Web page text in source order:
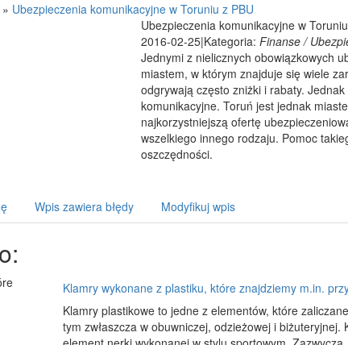
» Ubezpieczenia komunikacyjne w Toruniu z PBU
Ubezpieczenia komunikacyjne w
2016-02-25|Kategoria: Finanse /
Jednymi z nielicznych obowiązkowych
miastem, w którym znajduje się wiele
odgrywają często zniżki i rabaty.
komunikacyjne. Toruń jest jednak
najkorzystniejszą ofertę
wszelkiego innego rodzaju. Pomoc
oszczędności.
Wpis zawiera błędy Modyfikuj wpis
Klamry wykonane z plastiku, które znajdziemy m.in.
Klamry plastikowe to jedne z elementów, które
tym zwłaszcza w obuwniczej, odzieżowej i